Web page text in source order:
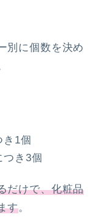
別に個数を決め
1個
つき3個
だけで、化粧品
す。